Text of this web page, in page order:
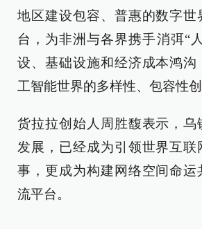
地区建设包容、普惠的数字世
台，为非洲与各界携手消弭“
设、基础设施和经济成本鸿沟
工智能世界的多样性、包容性创
货拉拉创始人周胜馥表示，乌
发展，已经成为引领世界互联
事，更成为构建网络空间命运
流平台。